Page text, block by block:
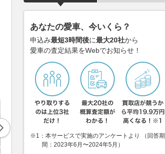
あなたの愛車、今いくら？
申込み最短3時間後に最大20社から
愛車の査定結果をWebでお知らせ！
※1：本サービスで実施のアンケートより （回答期
間：2023年6月〜2024年5月）